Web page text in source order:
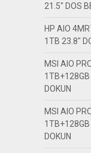
21.5″ DOS
HP AIO
1TB 23.8″
MSI AIO
1TB+128GB
DOKUN
MSI AIO
1TB+128GB
DOKUN